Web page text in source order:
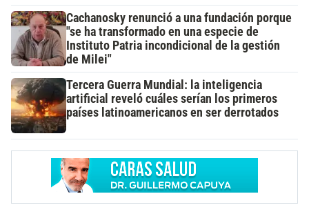
Cachanosky renunció a una fundación porque
"se ha transformado en una especie de
Instituto Patria incondicional de la gestión
de Milei"
Tercera Guerra Mundial: la inteligencia
artificial reveló cuáles serían los primeros
países latinoamericanos en ser derrotados